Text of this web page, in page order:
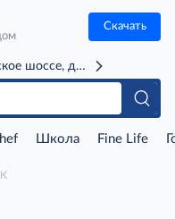
Скачать
шоссе, д. 71Г (м. Речной
Школа Fine Life